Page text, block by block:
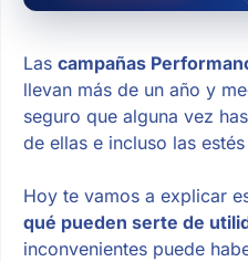
Las campañas
llevan más de un año y
seguro que alguna vez
de ellas e incluso las
Hoy te vamos a explicar
qué pueden serte de
inconvenientes puede